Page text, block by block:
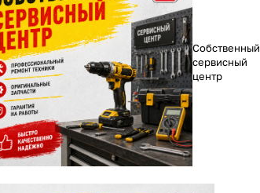
Собственный
сервисный
центр